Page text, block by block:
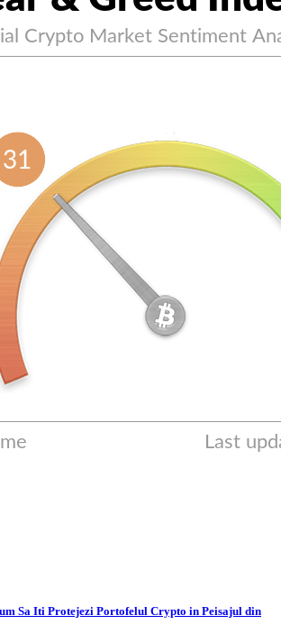
Sa Iti Protejezi Portofelul Crypto in Peisajul din